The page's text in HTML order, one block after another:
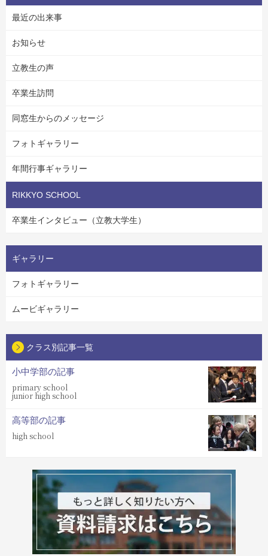
最近の出来事
お知らせ
立教生の声
卒業生訪問
同窓生からのメッセージ
フォトギャラリー
年間行事ギャラリー
RIKKYO SCHOOL
卒業生インタビュー（立教大学生）
ギャラリー
フォトギャラリー
ムービギャラリー
クラス別記事一覧
小中学部の記事
primary school
junior high school
高等部の記事
high school